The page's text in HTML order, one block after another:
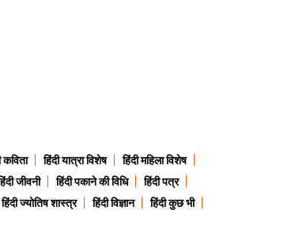
कविता हिंदी यात्रा विशेष
हिंदी महिला विशेष
जीवनी हिंदी पकाने की विधि
हिंदी पत्र
हिंदी ज्योतिष शास्त्र हिंदी विज्ञान
हिंदी कुछ भी